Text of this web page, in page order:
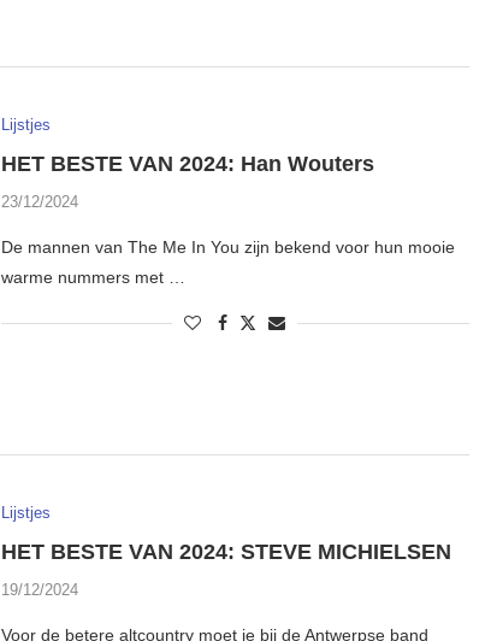
Lijstjes
HET BESTE VAN 2024: Han Wouters
23/12/2024
De mannen van The Me In You zijn bekend voor hun mooie
warme nummers met …
Lijstjes
HET BESTE VAN 2024: STEVE MICHIELSEN
19/12/2024
Voor de betere altcountry moet je bij de Antwerpse band